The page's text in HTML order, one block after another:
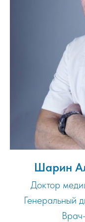
Шарин
Доктор
Генеральный